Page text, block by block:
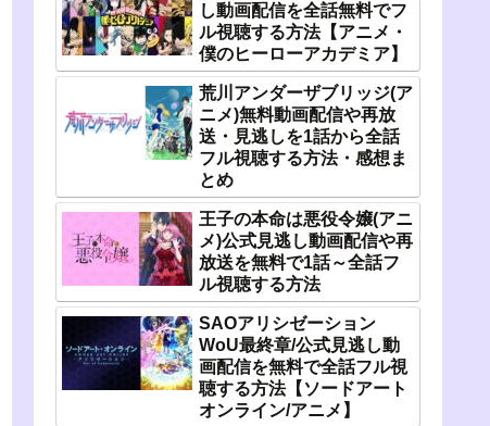
し動画配信を全話無料でフ
ル視聴する方法【アニメ・
僕のヒーローアカデミア】
荒川アンダーザブリッジ(ア
ニメ)無料動画配信や再放
送・見逃しを1話から全話
フル視聴する方法・感想ま
とめ
王子の本命は悪役令嬢(アニ
メ)公式見逃し動画配信や再
放送を無料で1話～全話フ
ル視聴する方法
SAOアリシゼーション
WoU最終章/公式見逃し動
画配信を無料で全話フル視
聴する方法【ソードアート
オンライン/アニメ】